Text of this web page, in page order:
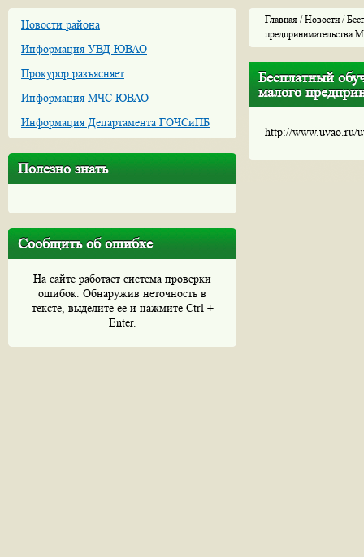
Новости района
Информация УВД ЮВАО
Прокурор разъясняет
Информация МЧС ЮВАО
Информация Департамента ГОЧСиПБ
Полезно знать
Сообщить об ошибке
На сайте работает система проверки
ошибок. Обнаружив неточность в
тексте, выделите ее и нажмите Ctrl +
Enter.
Главная /Новости/
предпринимательства
Бесплатный
малого
http://www.uvao.ru/